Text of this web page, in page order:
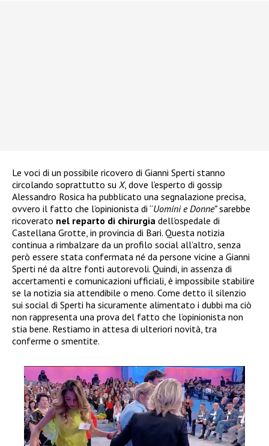
Le voci di un possibile ricovero di Gianni Sperti stanno
circolando soprattutto su X, dove l’esperto di gossip
Alessandro Rosica ha pubblicato una segnalazione precisa,
ovvero il fatto che l’opinionista di “Uomini e Donne”sarebbe
ricoverato nel reparto di chirurgia dell’ospedale di
Castellana Grotte, in provincia di Bari. Questa notizia
continua a rimbalzare da un profilo social all’altro, senza
però essere stata confermata né da persone vicine a Gianni
Sperti né da altre fonti autorevoli. Quindi, in assenza di
accertamenti e comunicazioni ufficiali, è impossibile stabilire
se la notizia sia attendibile o meno. Come detto il silenzio
sui social di Sperti ha sicuramente alimentato i dubbi ma ciò
non rappresenta una prova del fatto che l’opinionista non
stia bene. Restiamo in attesa di ulteriori novità, tra
conferme o smentite.